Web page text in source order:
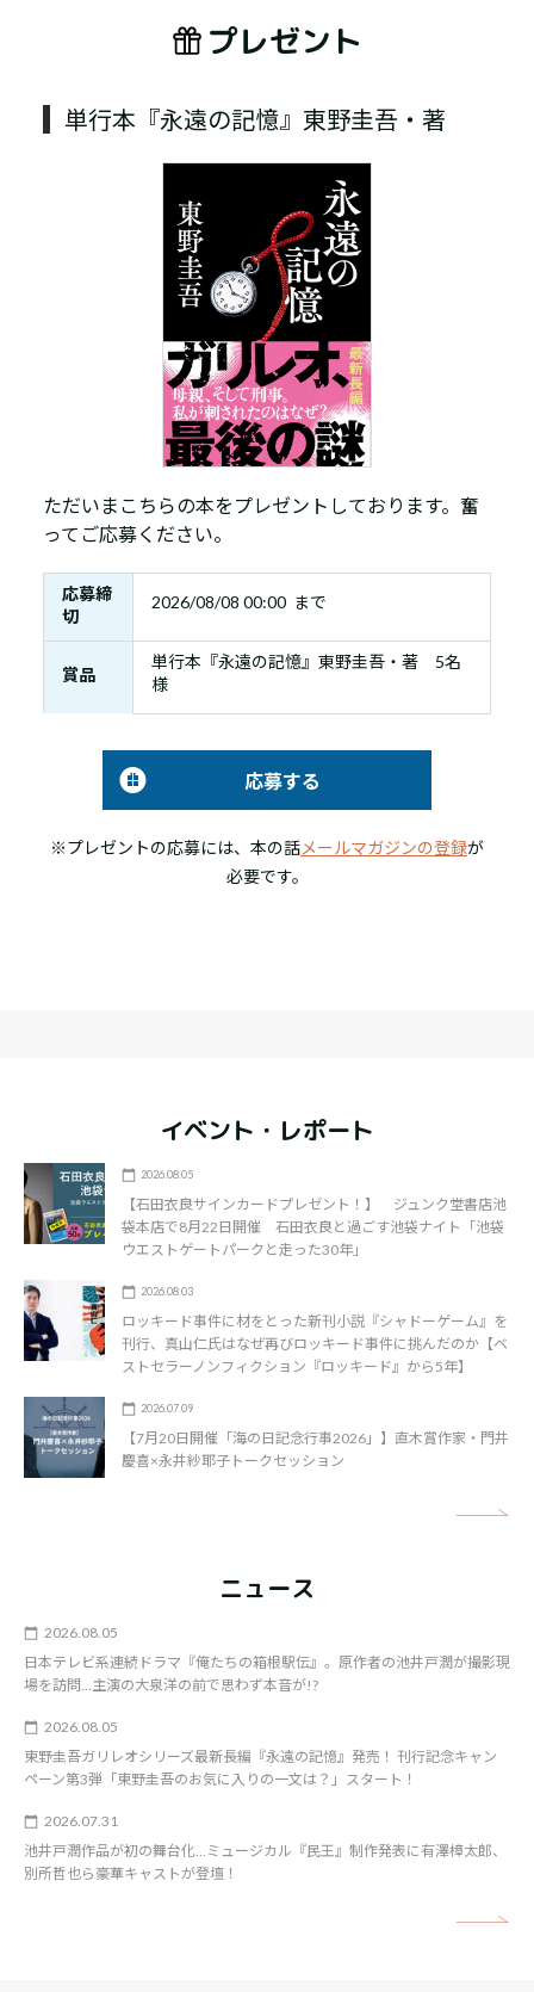
プレゼント
単行本『永遠の記憶』東野圭吾・著
ただいまこちらの本をプレゼントしております。奮
ってご応募ください。
応募締
切
2026/08/08 00:00 まで
賞品
単行本『永遠の記憶』東野圭吾・著 5名
様
応募する
※プレゼントの応募には、本の話メールマガジンの登録が
必要です。
イベント・レポート
2026.08.05
【石田衣良サインカードプレゼント！】 ジュンク堂書店池
袋本店で8月22日開催 石田衣良と過ごす池袋ナイト「池袋
ウエストゲートパークと走った30年」
2026.08.03
ロッキード事件に材をとった新刊小説『シャドーゲーム』を
刊行、真山仁氏はなぜ再びロッキード事件に挑んだのか【ベ
ストセラーノンフィクション『ロッキード』から5年】
2026.07.09
【7月20日開催「海の日記念行事2026」】直木賞作家・門井
慶喜×永井紗耶子トークセッション
ニュース
2026.08.05
日本テレビ系連続ドラマ『俺たちの箱根駅伝』。原作者の池井戸潤が撮影現
場を訪問…主演の大泉洋の前で思わず本音が!?
2026.08.05
東野圭吾ガリレオシリーズ最新長編『永遠の記憶』発売！ 刊行記念キャン
ペーン第3弾「東野圭吾のお気に入りの一文は？」スタート！
2026.07.31
池井戸潤作品が初の舞台化…ミュージカル『民王』制作発表に有澤樟太郎、
別所哲也ら豪華キャストが登壇！